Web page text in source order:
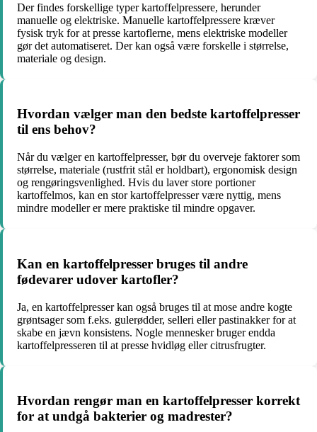
Der findes forskellige typer kartoffelpressere, herunder
manuelle og elektriske. Manuelle kartoffelpressere kræver
fysisk tryk for at presse kartoflerne, mens elektriske modeller
gør det automatiseret. Der kan også være forskelle i størrelse,
materiale og design.
Hvordan vælger man den bedste kartoffelpresser
til ens behov?
Når du vælger en kartoffelpresser, bør du overveje faktorer som
størrelse, materiale (rustfrit stål er holdbart), ergonomisk design
og rengøringsvenlighed. Hvis du laver store portioner
kartoffelmos, kan en stor kartoffelpresser være nyttig, mens
mindre modeller er mere praktiske til mindre opgaver.
Kan en kartoffelpresser bruges til andre
fødevarer udover kartofler?
Ja, en kartoffelpresser kan også bruges til at mose andre kogte
grøntsager som f.eks. gulerødder, selleri eller pastinakker for at
skabe en jævn konsistens. Nogle mennesker bruger endda
kartoffelpresseren til at presse hvidløg eller citrusfrugter.
Hvordan rengør man en kartoffelpresser korrekt
for at undgå bakterier og madrester?